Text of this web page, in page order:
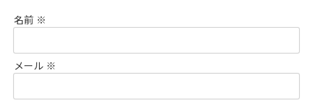
名前 ※
メール ※